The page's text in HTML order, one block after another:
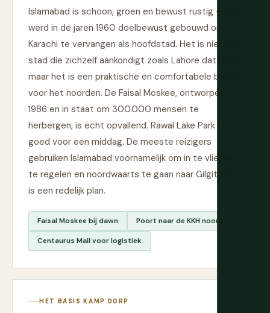
Islamabad is schoon, groen en bewust rustig — het
werd in de jaren 1960 doelbewust gebouwd om
Karachi te vervangen als hoofdstad. Het is niet een
stad die zichzelf aankondigt zoals Lahore dat doet,
maar het is een praktische en comfortabele basis
voor het noorden. De Faisal Moskee, ontworpen in
1986 en in staat om 300.000 mensen te
herbergen, is echt opvallend. Rawal Lake Park is
goed voor een middag. De meeste reizigers
gebruiken Islamabad voornamelijk om in te vliegen,
te regelen en noordwaarts te gaan naar Gilgit. Dat
is een redelijk plan.
Faisal Moskee bij dawn Poort naar de KKH noord
Centaurus Mall voor logistiek
HET BASIS KAMP DORP